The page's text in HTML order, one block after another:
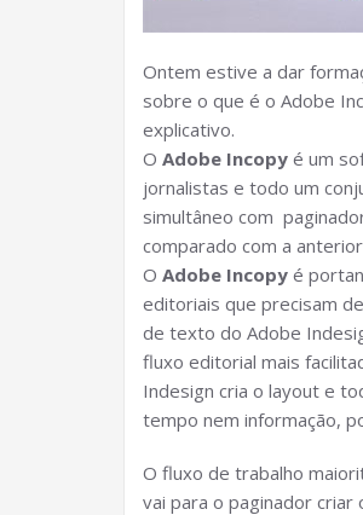
Ontem estive a dar
sobre o que é o Adobe
explicativo.
O Adobe Incopy é um
jornalistas e todo um
simultâneo com
comparado com a
O Adobe Incopy é
editoriais que precisam
de texto do Adobe
fluxo editorial mais
Indesign cria o layout e
tempo nem informação,
O fluxo de trabalho
vai para o paginador